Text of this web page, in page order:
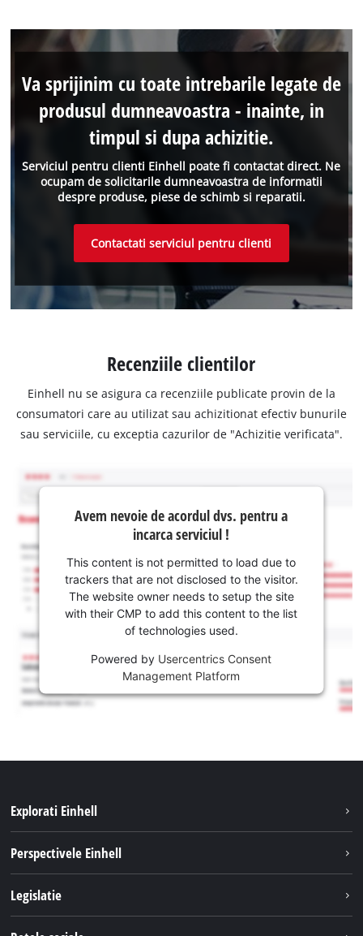
Serviciul pentru clienti Einhell poate fi contactat direct. Ne
ocupam de solicitarile dumneavoastra de informatii
despre produse, piese de schimb si reparatii.
Va sprijinim cu toate intrebarile legate de
produsul dumneavoastra - inainte, in
timpul si dupa achizitie.
Contactati serviciul pentru clienti
Recenziile clientilor
Einhell nu se asigura ca recenziile publicate provin de la
consumatori care au utilizat sau achizitionat efectiv bunurile
sau serviciile, cu exceptia cazurilor de "Achizitie verificata".
Avem nevoie de acordul dvs. pentru a
incarca serviciul !
This content is not permitted to load due to
trackers that are not disclosed to the visitor.
The website owner needs to setup the site
with their CMP to add this content to the list
of technologies used.
Powered by Usercentrics Consent
Management Platform
Explorati Einhell
Sistemul de acumulatori
Perspectivele Einhell
Legislatie